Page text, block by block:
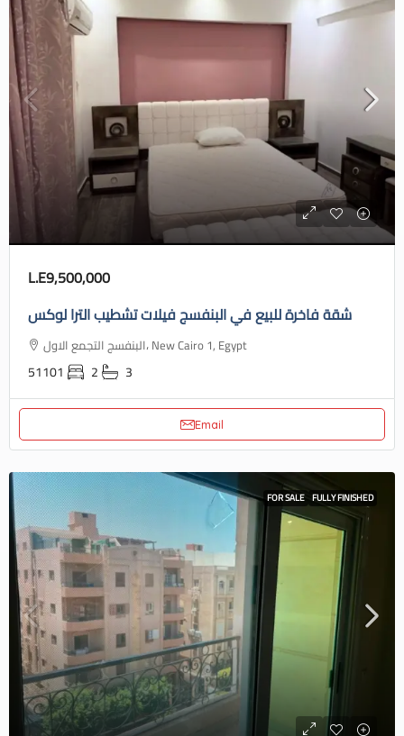
L.E9,500,000
شقة فاخرة للبيع في البنفسج فيلات تشطيب الترا لوكس
البنفسج التجمع الاول، New Cairo 1, Egypt
51101 2 3
Email
FOR SALE FULLY FINISHED